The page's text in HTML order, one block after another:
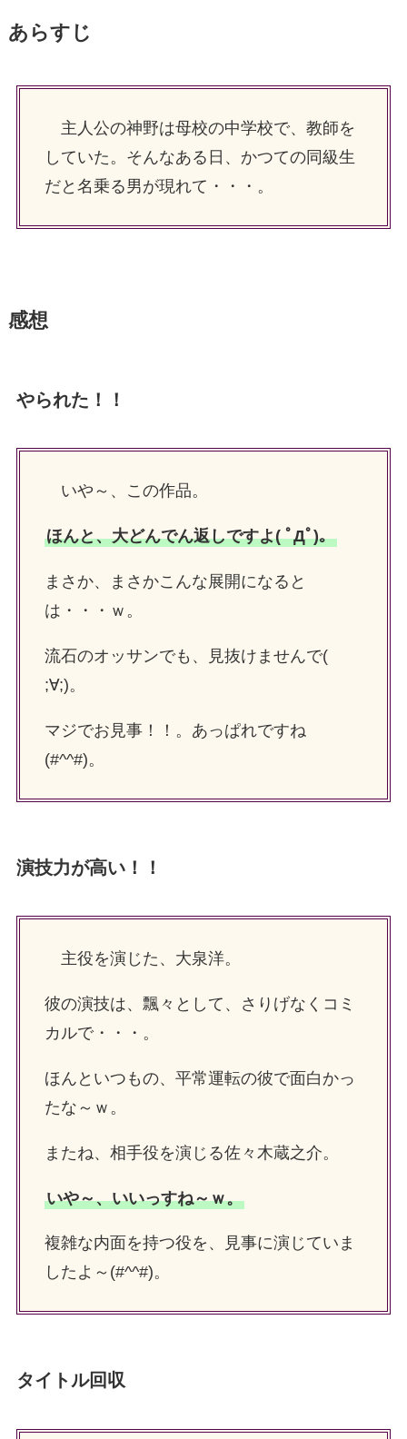
あらすじ
主人公の神野は母校の中学校で、教師を
していた。そんなある日、かつての同級生
だと名乗る男が現れて・・・。
感想
やられた！！
いや～、この作品。
ほんと、大どんでん返しですよ( ﾟДﾟ)。
まさか、まさかこんな展開になると
は・・・ｗ。
流石のオッサンでも、見抜けませんで(
;∀;)。
マジでお見事！！。あっぱれですね
(#^^#)。
演技力が高い！！
主役を演じた、大泉洋。
彼の演技は、飄々として、さりげなくコミ
カルで・・・。
ほんといつもの、平常運転の彼で面白かっ
たな～ｗ。
またね、相手役を演じる佐々木蔵之介。
いや～、いいっすね～ｗ。
複雑な内面を持つ役を、見事に演じていま
したよ～(#^^#)。
タイトル回収